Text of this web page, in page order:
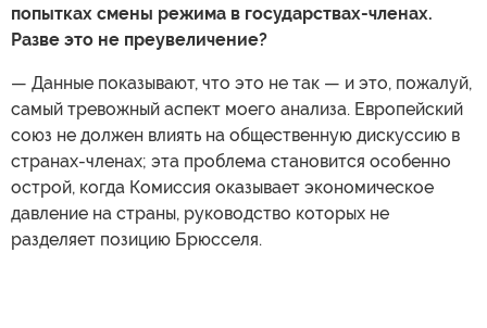
попытках смены режима в государствах-членах.
Разве это не преувеличение?
— Данные показывают, что это не так — и это, пожалуй,
самый тревожный аспект моего анализа. Европейский
союз не должен влиять на общественную дискуссию в
странах-членах; эта проблема становится особенно
острой, когда Комиссия оказывает экономическое
давление на страны, руководство которых не
разделяет позицию Брюсселя.